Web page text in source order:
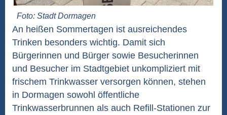
Foto: Stadt Dormagen
An heißen Sommertagen ist ausreichendes
Trinken besonders wichtig. Damit sich
Bürgerinnen und Bürger sowie Besucherinnen
und Besucher im Stadtgebiet unkompliziert mit
frischem Trinkwasser versorgen können, stehen
in Dormagen sowohl öffentliche
Trinkwasserbrunnen als auch Refill-Stationen zur